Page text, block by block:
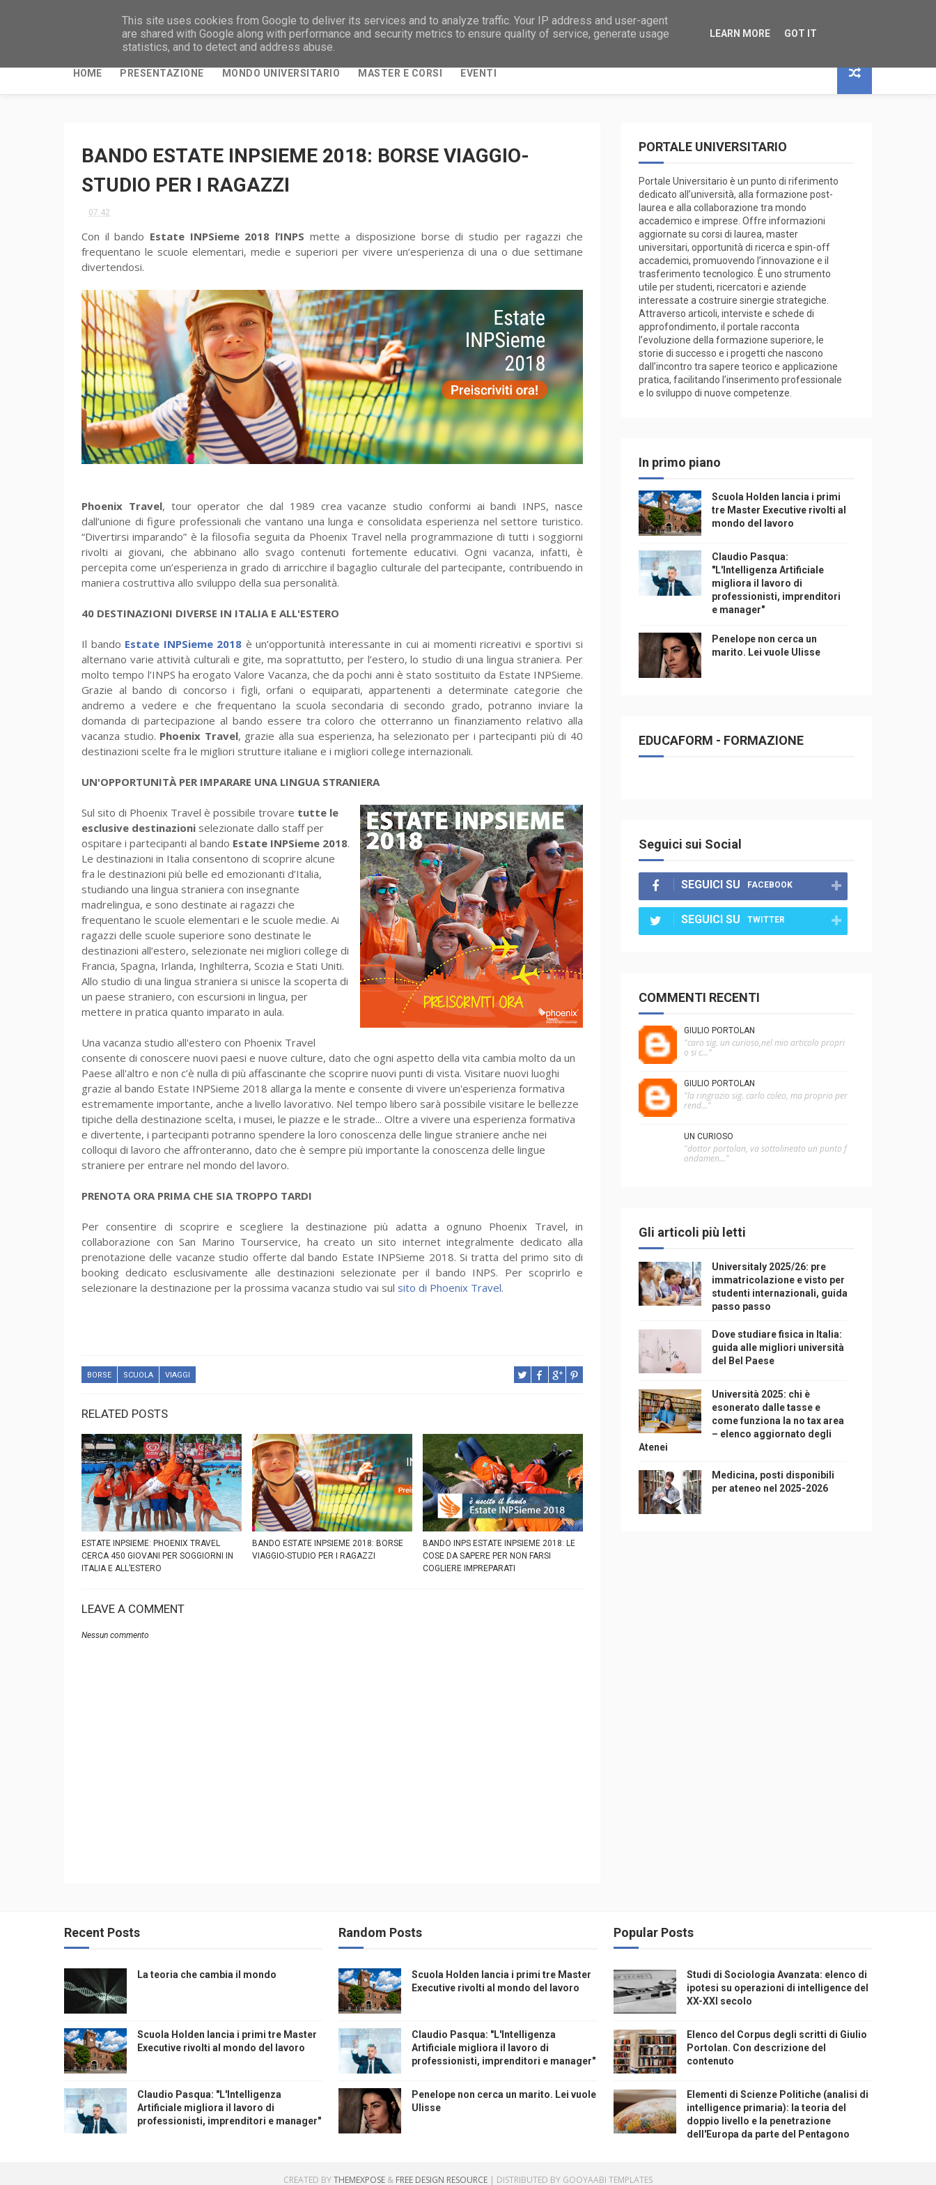
NOTIZIE DAL MONDO UNIVERSITARIO E DALLA RICERCA
HOME PRESENTAZIONE MONDO UNIVERSITARIO MASTER E CORSI EVENTI
BANDO ESTATE INPSIEME 2018: BORSE VIAGGIO-
STUDIO PER I RAGAZZI
07:42
Con il bando Estate INPSieme 2018 l’INPS mette a disposizione borse di studio per ragazzi che
frequentano le scuole elementari, medie e superiori per vivere un’esperienza di una o due settimane
divertendosi.
Phoenix Travel, tour operator che dal 1989 crea vacanze studio conformi ai bandi INPS, nasce
dall’unione di figure professionali che vantano una lunga e consolidata esperienza nel settore turistico.
“Divertirsi imparando” è la filosofia seguita da Phoenix Travel nella programmazione di tutti i soggiorni
rivolti ai giovani, che abbinano allo svago contenuti fortemente educativi. Ogni vacanza, infatti, è
percepita come un’esperienza in grado di arricchire il bagaglio culturale del partecipante, contribuendo in
maniera costruttiva allo sviluppo della sua personalità.
40 DESTINAZIONI DIVERSE IN ITALIA E ALL'ESTERO
Il bando Estate INPSieme 2018 è un’opportunità interessante in cui ai momenti ricreativi e sportivi si
alternano varie attività culturali e gite, ma soprattutto, per l’estero, lo studio di una lingua straniera. Per
molto tempo l’INPS ha erogato Valore Vacanza, che da pochi anni è stato sostituito da Estate INPSieme.
Grazie al bando di concorso i figli, orfani o equiparati, appartenenti a determinate categorie che
andremo a vedere e che frequentano la scuola secondaria di secondo grado, potranno inviare la
domanda di partecipazione al bando essere tra coloro che otterranno un finanziamento relativo alla
vacanza studio. Phoenix Travel, grazie alla sua esperienza, ha selezionato per i partecipanti più di 40
destinazioni scelte fra le migliori strutture italiane e i migliori college internazionali.
UN'OPPORTUNITÀ PER IMPARARE UNA LINGUA STRANIERA
Sul sito di Phoenix Travel è possibile trovare tutte le
esclusive destinazioni selezionate dallo staff per
ospitare i partecipanti al bando Estate INPSieme 2018.
Le destinazioni in Italia consentono di scoprire alcune
fra le destinazioni più belle ed emozionanti d’Italia,
studiando una lingua straniera con insegnante
madrelingua, e sono destinate ai ragazzi che
frequentano le scuole elementari e le scuole medie. Ai
ragazzi delle scuole superiore sono destinate le
destinazioni all’estero, selezionate nei migliori college di
Francia, Spagna, Irlanda, Inghilterra, Scozia e Stati Uniti.
Allo studio di una lingua straniera si unisce la scoperta di
un paese straniero, con escursioni in lingua, per
mettere in pratica quanto imparato in aula.
Una vacanza studio all'estero con Phoenix Travel
consente di conoscere nuovi paesi e nuove culture, dato che ogni aspetto della vita cambia molto da un
Paese all'altro e non c’è nulla di più affascinante che scoprire nuovi punti di vista. Visitare nuovi luoghi
grazie al bando Estate INPSieme 2018 allarga la mente e consente di vivere un'esperienza formativa
estremamente importante, anche a livello lavorativo. Nel tempo libero sarà possibile visitare le bellezze
tipiche della destinazione scelta, i musei, le piazze e le strade... Oltre a vivere una esperienza formativa
e divertente, i partecipanti potranno spendere la loro conoscenza delle lingue straniere anche nei
colloqui di lavoro che affronteranno, dato che è sempre più importante la conoscenza delle lingue
straniere per entrare nel mondo del lavoro.
PRENOTA ORA PRIMA CHE SIA TROPPO TARDI
Per consentire di scoprire e scegliere la destinazione più adatta a ognuno Phoenix Travel, in
collaborazione con San Marino Tourservice, ha creato un sito internet integralmente dedicato alla
prenotazione delle vacanze studio offerte dal bando Estate INPSieme 2018. Si tratta del primo sito di
booking dedicato esclusivamente alle destinazioni selezionate per il bando INPS. Per scoprirlo e
selezionare la destinazione per la prossima vacanza studio vai sul sito di Phoenix Travel.
BORSE SCUOLA VIAGGI
RELATED POSTS
ESTATE INPSIEME: PHOENIX TRAVEL
CERCA 450 GIOVANI PER SOGGIORNI IN
ITALIA E ALL’ESTERO
BANDO ESTATE INPSIEME 2018: BORSE
VIAGGIO-STUDIO PER I RAGAZZI
BANDO INPS ESTATE INPSIEME 2018: LE
COSE DA SAPERE PER NON FARSI
COGLIERE IMPREPARATI
LEAVE A COMMENT
Nessun commento
PORTALE UNIVERSITARIO
Portale Universitario è un punto di riferimento
dedicato all’università, alla formazione post-
laurea e alla collaborazione tra mondo
accademico e imprese. Offre informazioni
aggiornate su corsi di laurea, master
universitari, opportunità di ricerca e spin-off
accademici, promuovendo l’innovazione e il
trasferimento tecnologico. È uno strumento
utile per studenti, ricercatori e aziende
interessate a costruire sinergie strategiche.
Attraverso articoli, interviste e schede di
approfondimento, il portale racconta
l’evoluzione della formazione superiore, le
storie di successo e i progetti che nascono
dall’incontro tra sapere teorico e applicazione
pratica, facilitando l’inserimento professionale
e lo sviluppo di nuove competenze.
In primo piano
Scuola Holden lancia i primi
tre Master Executive rivolti al
mondo del lavoro
Claudio Pasqua:
"L'Intelligenza Artificiale
migliora il lavoro di
professionisti, imprenditori
e manager"
Penelope non cerca un
marito. Lei vuole Ulisse
EDUCAFORM - FORMAZIONE
Seguici sui Social
SEGUICI SU FACEBOOK
SEGUICI SU TWITTER
COMMENTI RECENTI
GIULIO PORTOLAN
"caro sig. un curioso,nel mio articolo propri
o si c..."
GIULIO PORTOLAN
"la ringrazio sig. carlo coleo, ma proprio per
rend..."
UN CURIOSO
"dottor portolan, va sottolineato un punto f
ondamen..."
Gli articoli più letti
Universitaly 2025/26: pre
immatricolazione e visto per
studenti internazionali, guida
passo passo
Dove studiare fisica in Italia:
guida alle migliori università
del Bel Paese
Università 2025: chi è
esonerato dalle tasse e
come funziona la no tax area
– elenco aggiornato degli
Atenei
Medicina, posti disponibili
per ateneo nel 2025-2026
Recent Posts
La teoria che cambia il mondo
Scuola Holden lancia i primi tre Master
Executive rivolti al mondo del lavoro
Claudio Pasqua: "L'Intelligenza
Artificiale migliora il lavoro di
professionisti, imprenditori e manager"
Random Posts
Scuola Holden lancia i primi tre Master
Executive rivolti al mondo del lavoro
Claudio Pasqua: "L'Intelligenza
Artificiale migliora il lavoro di
professionisti, imprenditori e manager"
Penelope non cerca un marito. Lei vuole
Ulisse
Popular Posts
Studi di Sociologia Avanzata: elenco di
ipotesi su operazioni di intelligence del
XX-XXI secolo
Elenco del Corpus degli scritti di Giulio
Portolan. Con descrizione del
contenuto
Elementi di Scienze Politiche (analisi di
intelligence primaria): la teoria del
doppio livello e la penetrazione
dell'Europa da parte del Pentagono
CREATED BYTHEMEXPOSE & FREE DESIGN RESOURCE | DISTRIBUTED BY GOOYAABI TEMPLATES
This site uses cookies from Google to deliver its services and to analyze traffic. Your IP address and user-agent
are shared with Google along with performance and security metrics to ensure quality of service, generate usage
statistics, and to detect and address abuse.
LEARN MORE GOT IT